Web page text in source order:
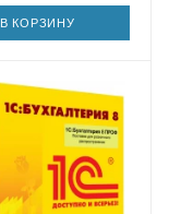
В КОРЗИНУ